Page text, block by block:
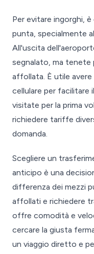
Per evitare ingorghi,
punta, specialmente
All'uscita
segnalato, ma tenete
affollata. È utile
cellulare per
visitate per la prima
richiedere tariffe
domanda.
Scegliere un
anticipo è una
differenza dei mezzi
affollati e richiedere
offre comodità e
cercare la giusta
un viaggio diretto e